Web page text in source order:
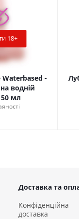
для стимуляції точки G
силікон преміум-
в основі
PowerBullet у
15.24 см
14.6 см
18+
-
водній
50 мл
Доставка та
Конфіденційна
доставка